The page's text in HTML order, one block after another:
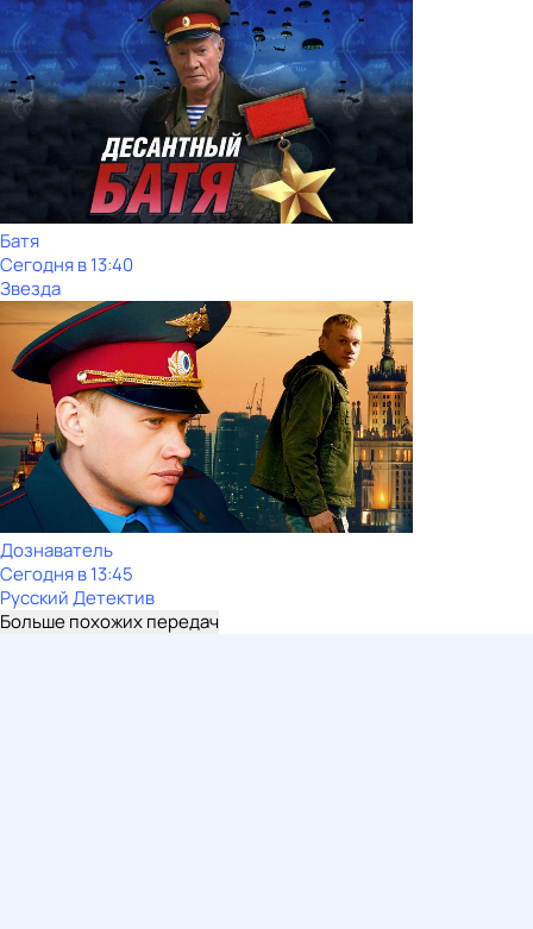
Батя
Сегодня в 13:40
Звезда
Дознаватель
Сегодня в 13:45
Русский Детектив
Больше похожих передач